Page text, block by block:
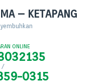
– KETAPANG
ONLINE
/
0315